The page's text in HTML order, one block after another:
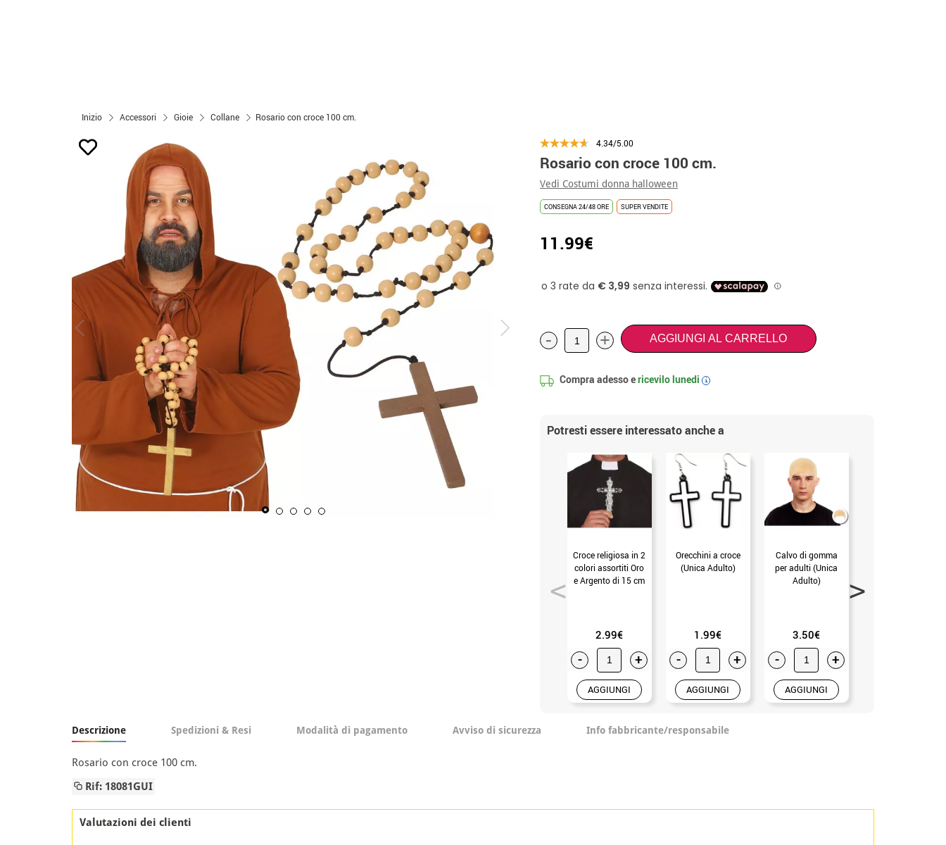
Inizio Accessori Gioie Collane Rosario con croce 100 cm.
4.34/5.00
Rosario con croce 100 cm.
Vedi Costumi donna halloween
CONSEGNA 24/48 ORE SUPER VENDITE
11.99€
- + AGGIUNGI AL CARRELLO
Compra adesso ericevilolunedi i
Potresti essere interessato anche a
Croce religiosa in 2
colori assortiti Oro
e Argento di 15 cm
2.99€
- +
AGGIUNGI
Orecchini a croce
(Unica Adulto)
1.99€
- +
AGGIUNGI
Calvo di gomma
per adulti (Unica
Adulto)
3.50€
- +
AGGIUNGI
Descrizione Spedizioni & Resi Modalità di pagamento Avviso di sicurezza Info fabbricante/responsabile
Rosario con croce 100 cm.
Rif: 18081GUI
Valutazioni dei clienti